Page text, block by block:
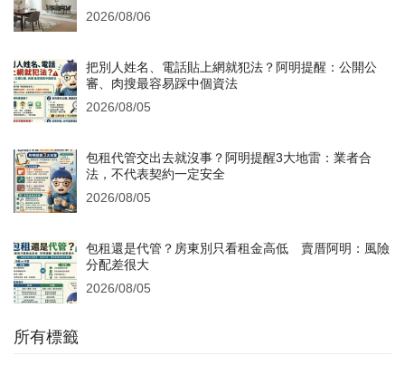
2026/08/06
把別人姓名、電話貼上網就犯法？阿明提醒：公開公
審、肉搜最容易踩中個資法
2026/08/05
包租代管交出去就沒事？阿明提醒3大地雷：業者合
法，不代表契約一定安全
2026/08/05
包租還是代管？房東別只看租金高低 賣厝阿明：風險
分配差很大
2026/08/05
所有標籤